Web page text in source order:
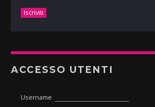
ACCESSO UTENTI
Username